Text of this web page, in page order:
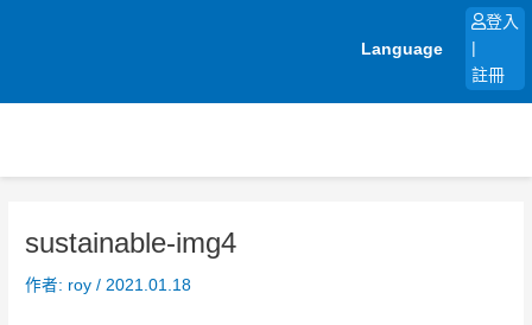
Language
登入
註冊
sustainable-img4
作者: roy/ 2021.01.18